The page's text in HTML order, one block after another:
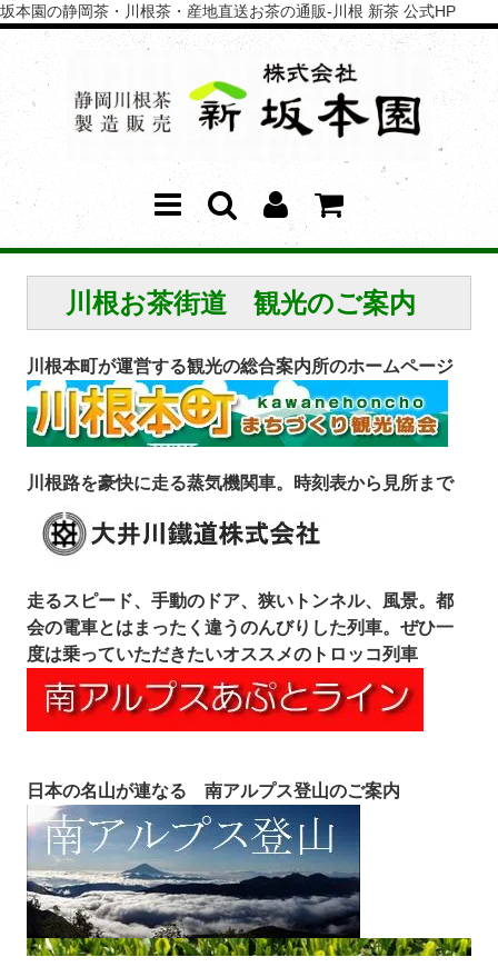
坂本園の静岡茶・川根茶・産地直送お茶の通販-川根 新茶 公式HP
川根お茶街道 観光のご案内
川根本町が運営する観光の総合案内所のホームページ
川根路を豪快に走る蒸気機関車。時刻表から見所まで
走るスピード、手動のドア、狭いトンネル、風景。都
会の電車とはまったく違うのんびりした列車。ぜひ一
度は乗っていただきたいオススメのトロッコ列車
日本の名山が連なる 南アルプス登山のご案内